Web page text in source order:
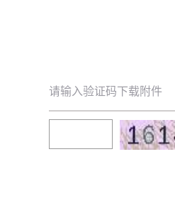
请输入验证码下载附件